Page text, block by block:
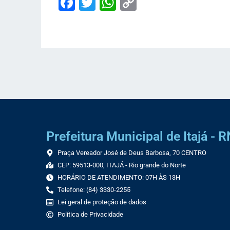
Prefeitura Municipal de Itajá -
Praça Vereador José de Deus Barbosa, 70 CENTRO
CEP: 59513-000, ITAJÁ - Rio grande do Norte
HORÁRIO DE ATENDIMENTO: 07H ÀS 13H
Telefone: (84) 3330-2255
Lei geral de proteção de dados
Política de Privacidade